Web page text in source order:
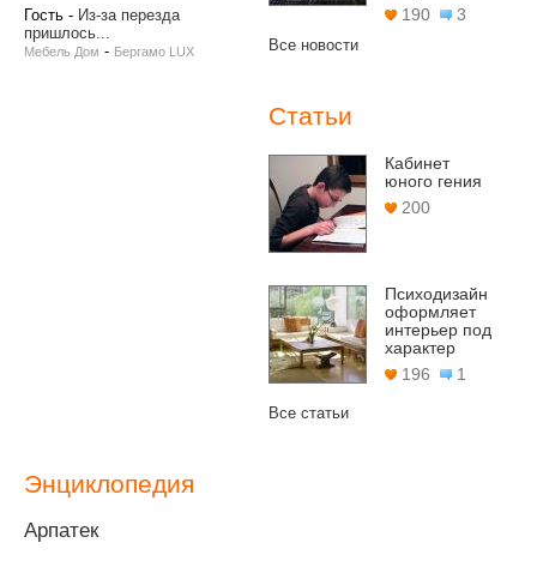
Гость - Из-за перезда
пришлось...
Мебель Дом - Бергамо LUX
190
3
Все новости
Статьи
Кабинет
юного гения
200
Психодизайн
оформляет
интерьер под
характер
196
1
Все статьи
Энциклопедия
Арпатек